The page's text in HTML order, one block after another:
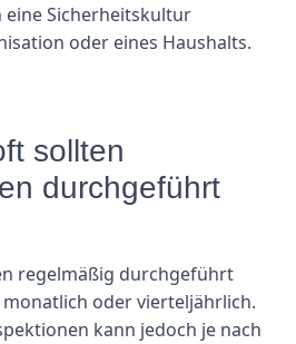
Sicherheitskultur
oder eines Haushalts.
sollten
durchgeführt
regelmäßig durchgeführt
oder vierteljährlich.
kann jedoch je nach